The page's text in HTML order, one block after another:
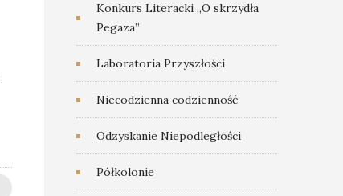
Konkurs Literacki „O skrzydła
Pegaza”
Laboratoria Przyszłości
Niecodzienna codzienność
Odzyskanie Niepodległości
Półkolonie